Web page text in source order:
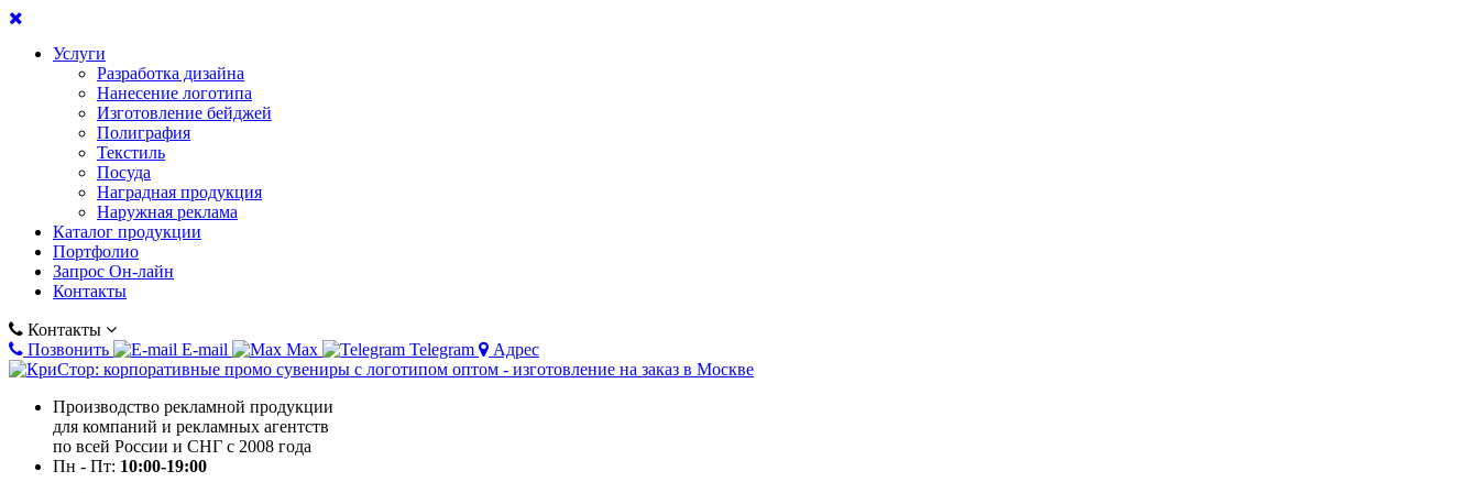
Услуги
Разработка дизайна
Нанесение логотипа
Изготовление бейджей
Полиграфия
Текстиль
Посуда
Наградная продукция
Наружная реклама
Каталог продукции
Портфолио
Запрос Он-лайн
Контакты
Контакты
Позвонить
E-mail Max Telegram Адрес
Производство рекламной продукции
для компаний и рекламных агентств
по всей России и СНГ с 2008 года
Пн - Пт: 10:00-19:00